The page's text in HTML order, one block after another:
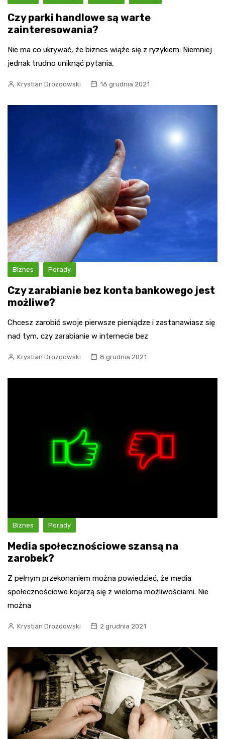
Czy parki handlowe są warte
zainteresowania?
Nie ma co ukrywać, że biznes wiąże się z ryzykiem. Niemniej
jednak trudno uniknąć pytania,
Krystian Drozdowski 16 grudnia 2021
Biznes Porady
Czy zarabianie bez konta bankowego jest
możliwe?
Chcesz zarobić swoje pierwsze pieniądze i zastanawiasz się
nad tym, czy zarabianie w internecie bez
Krystian Drozdowski 8 grudnia 2021
Biznes Porady
Media społecznościowe szansą na
zarobek?
Z pełnym przekonaniem można powiedzieć, że media
społecznościowe kojarzą się z wieloma możliwościami. Nie
można
Krystian Drozdowski 2 grudnia 2021